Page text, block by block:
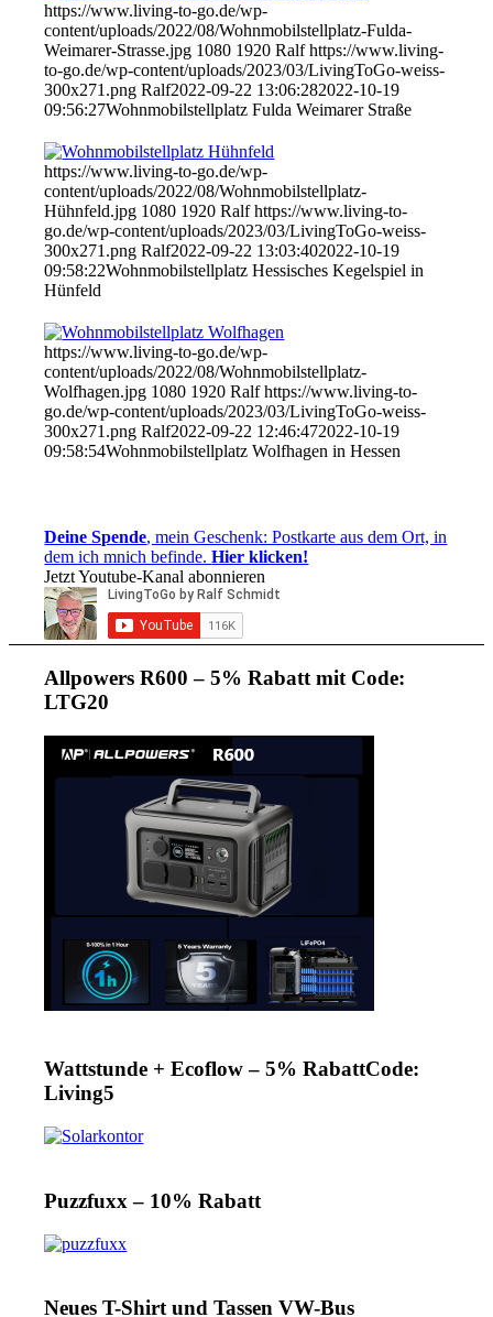
https://www.living-to-go.de/wp-
content/uploads/2022/08/Wohnmobilstellplatz-Fulda-
Weimarer-Strasse.jpg 1080 1920 Ralf https://www.living-
to-go.de/wp-content/uploads/2023/03/LivingToGo-weiss-
300x271.png Ralf2022-09-22 13:06:282022-10-19
09:56:27Wohnmobilstellplatz Fulda Weimarer Straße
https://www.living-to-go.de/wp-
content/uploads/2022/08/Wohnmobilstellplatz-
Hühnfeld.jpg 1080 1920 Ralf https://www.living-to-
go.de/wp-content/uploads/2023/03/LivingToGo-weiss-
300x271.png Ralf2022-09-22 13:03:402022-10-19
09:58:22Wohnmobilstellplatz Hessisches Kegelspiel in
Hünfeld
https://www.living-to-go.de/wp-
content/uploads/2022/08/Wohnmobilstellplatz-
Wolfhagen.jpg 1080 1920 Ralf https://www.living-to-
go.de/wp-content/uploads/2023/03/LivingToGo-weiss-
300x271.png Ralf2022-09-22 12:46:472022-10-19
09:58:54Wohnmobilstellplatz Wolfhagen in Hessen
Deine Spende, mein Geschenk: Postkarte aus dem Ort, in
dem ich mnich befinde.Hier klicken!
Jetzt Youtube-Kanal abonnieren
Allpowers R600 – 5% Rabatt mit Code:
LTG20
Wattstunde + Ecoflow – 5% RabattCode:
Living5
Puzzfuxx – 10% Rabatt
Neues T-Shirt und Tassen VW-Bus